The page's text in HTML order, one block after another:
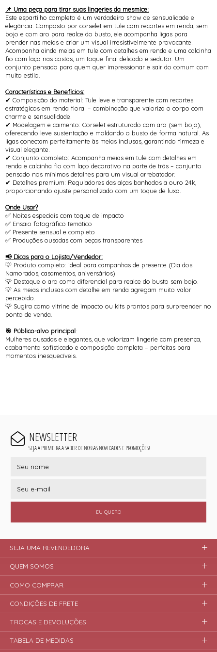
📌 Uma peça para tirar suas lingeries da mesmice:
Este espartilho completo é um verdadeiro show de sensualidade e
elegância. Composto por corselet em tule com recortes em renda, sem
bojo e com aro para realce do busto, ele acompanha ligas para
prender nas meias e criar um visual irresistivelmente provocante.
Acompanha ainda meias em tule com detalhes em renda e uma calcinha
fio com laço nas costas, um toque final delicado e sedutor. Um
conjunto pensado para quem quer impressionar e sair do comum com
muito estilo.
Características e Benefícios:
✔ Composição do material: Tule leve e transparente com recortes
estratégicos em renda floral – combinação que valoriza o corpo com
charme e sensualidade.
✔ Modelagem e caimento: Corselet estruturado com aro (sem bojo),
oferecendo leve sustentação e moldando o busto de forma natural. As
ligas conectam perfeitamente às meias inclusas, garantindo firmeza e
visual elegante.
✔ Conjunto completo: Acompanha meias em tule com detalhes em
renda e calcinha fio com laço decorativo na parte de trás – conjunto
pensado nos mínimos detalhes para um visual arrebatador.
✔ Detalhes premium: Reguladores das alças banhados a ouro 24k,
proporcionando ajuste personalizado com um toque de luxo.
Onde Usar?
✅ Noites especiais com toque de impacto
✅ Ensaio fotográfico temático
✅ Presente sensual e completo
✅ Produções ousadas com peças transparentes
📢 Dicas para o Lojista/Vendedor:
💡 Produto completo: ideal para campanhas de presente (Dia dos
Namorados, casamentos, aniversários).
💡 Destaque o aro como diferencial para realce do busto sem bojo.
💡 As meias inclusas com detalhe em renda agregam muito valor
percebido.
💡 Sugira como vitrine de impacto ou kits prontos para surpreender no
ponto de venda.
🎯 Público-alvo principal:
Mulheres ousadas e elegantes, que valorizam lingerie com presença,
acabamento sofisticado e composição completa – perfeitas para
momentos inesquecíveis.
NEWSLETTER
SEJA A PRIMEIRA A SABER DE NOSSAS NOVIDADES E PROMOÇÕES!
EU QUERO
SEJA UMA REVENDEDORA
QUEM SOMOS
COMO COMPRAR
CONDIÇÕES DE FRETE
TROCAS E DEVOLUÇÕES
TABELA DE MEDIDAS